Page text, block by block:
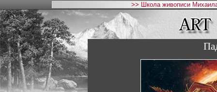
>> Школа живописи